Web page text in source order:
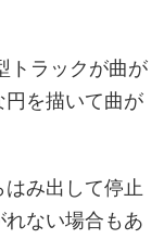
トラックが曲が
円を描いて曲が
み出して停止
れない場合もあ